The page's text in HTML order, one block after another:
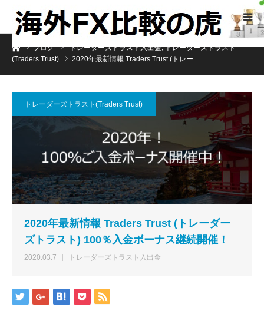
ホームブログ トレーダーズトラスト入出金, トレーダーズトラスト
(Traders Trust)
2020年最新情報 Traders Trust (トレー…
トレーダーズトラスト(Traders Trust)
2020年最新情報 Traders Trust (トレーダー
ズトラスト) 100％入金ボーナス継続開催！
2020.03.7 トレーダーズトラスト入出金